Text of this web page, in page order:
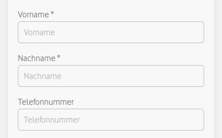
Vorname *
Nachname *
Telefonnummer